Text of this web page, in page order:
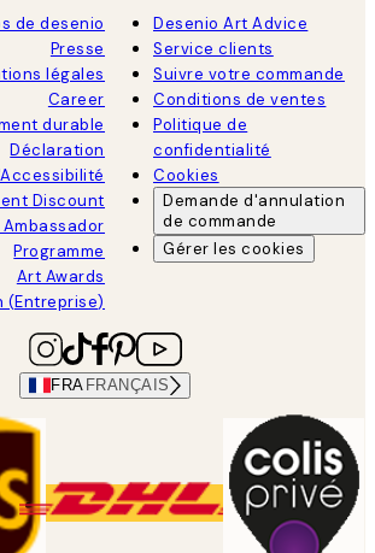
de desenio
Presse
légales
Career
durable
Déclaration
Discount
Programme
Art Awards
(Entreprise)
Desenio Art Advice
Service clients
Suivre votre commande
Conditions de ventes
Politique de
confidentialité
Cookies
Demande d'annulation
de commande
Gérer les cookies
FRA FRANÇAIS